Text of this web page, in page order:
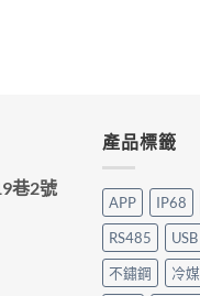
巷2號
產品標籤
APP IP68
RS485
USB
不鏽鋼
冷媒